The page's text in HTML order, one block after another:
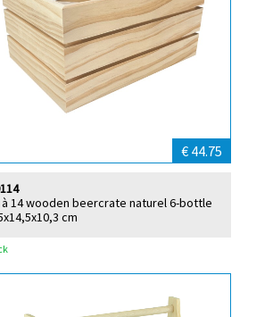
€ 44.75
à 14 wooden beercrate naturel 6-bottle
cm